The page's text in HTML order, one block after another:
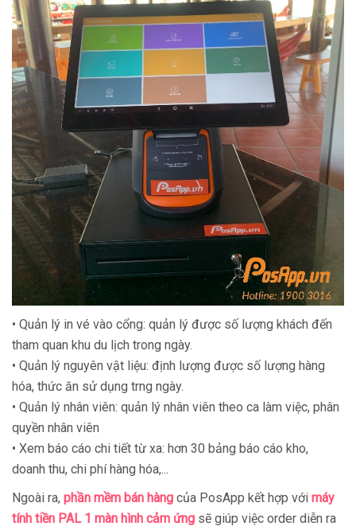
• Quản lý in vé vào cổng: quản lý được số lượng khách đến
tham quan khu du lịch trong ngày.
• Quản lý nguyên vật liệu: định lượng được số lượng hàng
hóa, thức ăn sử dụng trng ngày.
• Quản lý nhân viên: quản lý nhân viên theo ca làm việc, phân
quyền nhân viên
• Xem báo cáo chi tiết từ xa: hơn 30 bảng báo cáo kho,
doanh thu, chi phí hàng hóa,...
Ngoài ra, phần mềm bán hàng của PosApp kết hợp với máy
tính tiền PAL 1 màn hình cảm ứng sẽ giúp việc order diễn ra